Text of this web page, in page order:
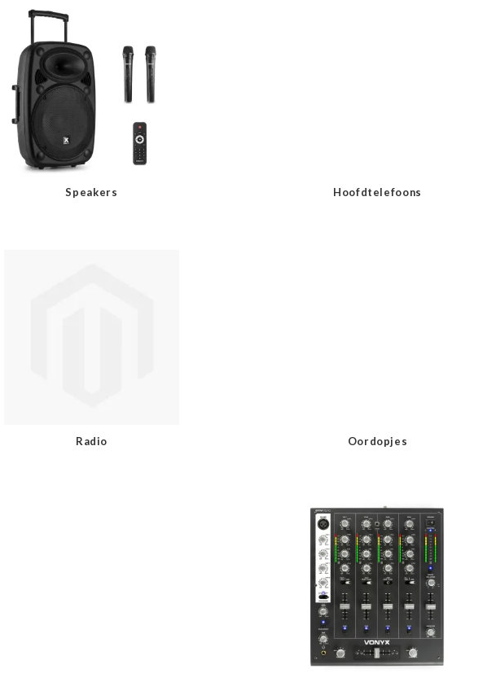
Speakers Hoofdtelefoons
Radio Oordopjes